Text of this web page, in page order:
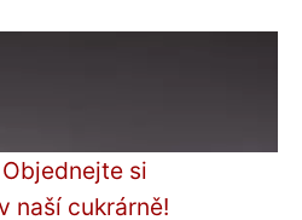
si
naší cukrárně!